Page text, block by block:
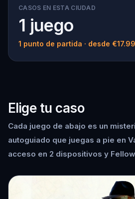
CASOS EN ESTA CIUDAD
1 juego
1 punto de partida · desde
Elige tu caso
Cada juego de abajo es un
autoguiado que juegas a pie en
acceso en 2 dispositivos y